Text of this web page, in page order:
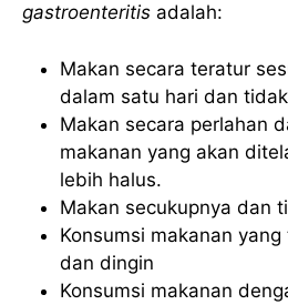
gastroenteritis adalah:
Makan secara teratur
dalam satu hari dan
Makan secara perlahan
makanan yang akan
lebih halus.
Makan secukupnya dan
Konsumsi makanan
dan dingin
Konsumsi makanan